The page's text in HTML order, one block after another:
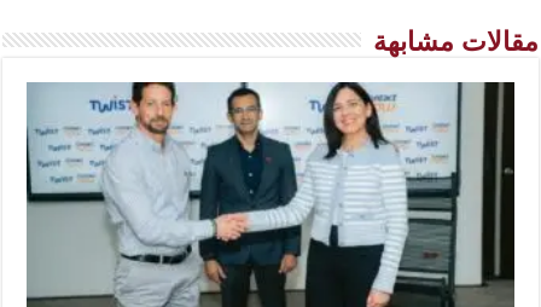
مقالات مشابهة